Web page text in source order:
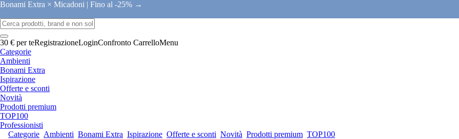
Bonami Extra × Micadoni | Fino al -25% →
30 € per teRegistrazioneLoginConfronto CarrelloMenu
Categorie
Ambienti
Bonami Extra
Ispirazione
Offerte e sconti
Novità
Prodotti premium
TOP100
Professionisti
Categorie Ambienti Bonami Extra Ispirazione Offerte e sconti Novità Prodotti premium TOP100